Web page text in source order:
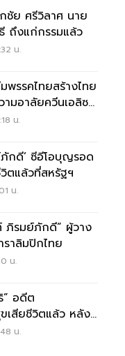
ชัย ศรีวิลาศ นาย
ถึงแก่กรรมแล้ว
น.
พรรคไทยสร้างไทย
มอาลัยควีนเอลิซา
น.
กดี’ ซีอีโอบุญรอด
ตแล้วที่สหรัฐฯ
น.
ภิรมย์ภักดี” ผู้วาง
าลิมปิกไทย
น.
อดีต
เสียชีวิตแล้ว หลัง
น.